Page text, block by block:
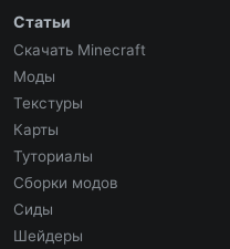
Статьи
Скачать Minecraft
Моды
Текстуры
Карты
Туториалы
Сборки модов
Сиды
Шейдеры